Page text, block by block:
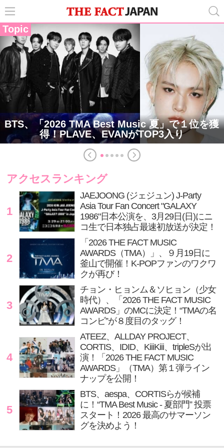
Topic
BTS、「2026 TMA Best Music 夏」で１位を獲
得！PLAVE、EVANがTOP3入り
アクセスランキング
1
JAEJOONG (ジェジュン) J-Party
Asia Tour Fan Concert "GALAXY
1986"日本公演を、3月29日(日)にニ
コ生で日本独占最速初放送が決定！
2
「2026 THE FACT MUSIC
AWARDS（TMA）」、９月19日に
釜山で開催！K-POPファンのワクワ
クが再び！
3
チョン・ヒョンム＆ソヒョン（少女
時代）、「2026 THE FACT MUSIC
AWARDS」のMCに決定！“TMAの名
コンビ”が８度目のタッグ！
4
ATEEZ、ALLDAY PROJECT、
CORTIS、IDID、KiiiKiii、tripleSが出
演！「2026 THE FACT MUSIC
AWARDS」（TMA）第１弾ライン
ナップを公開！
5
BTS、aespa、CORTISらが候補
に！“TMA Best Music - 夏部門” 投票
スタート！2026 最高のサマーソン
グを決めよう！